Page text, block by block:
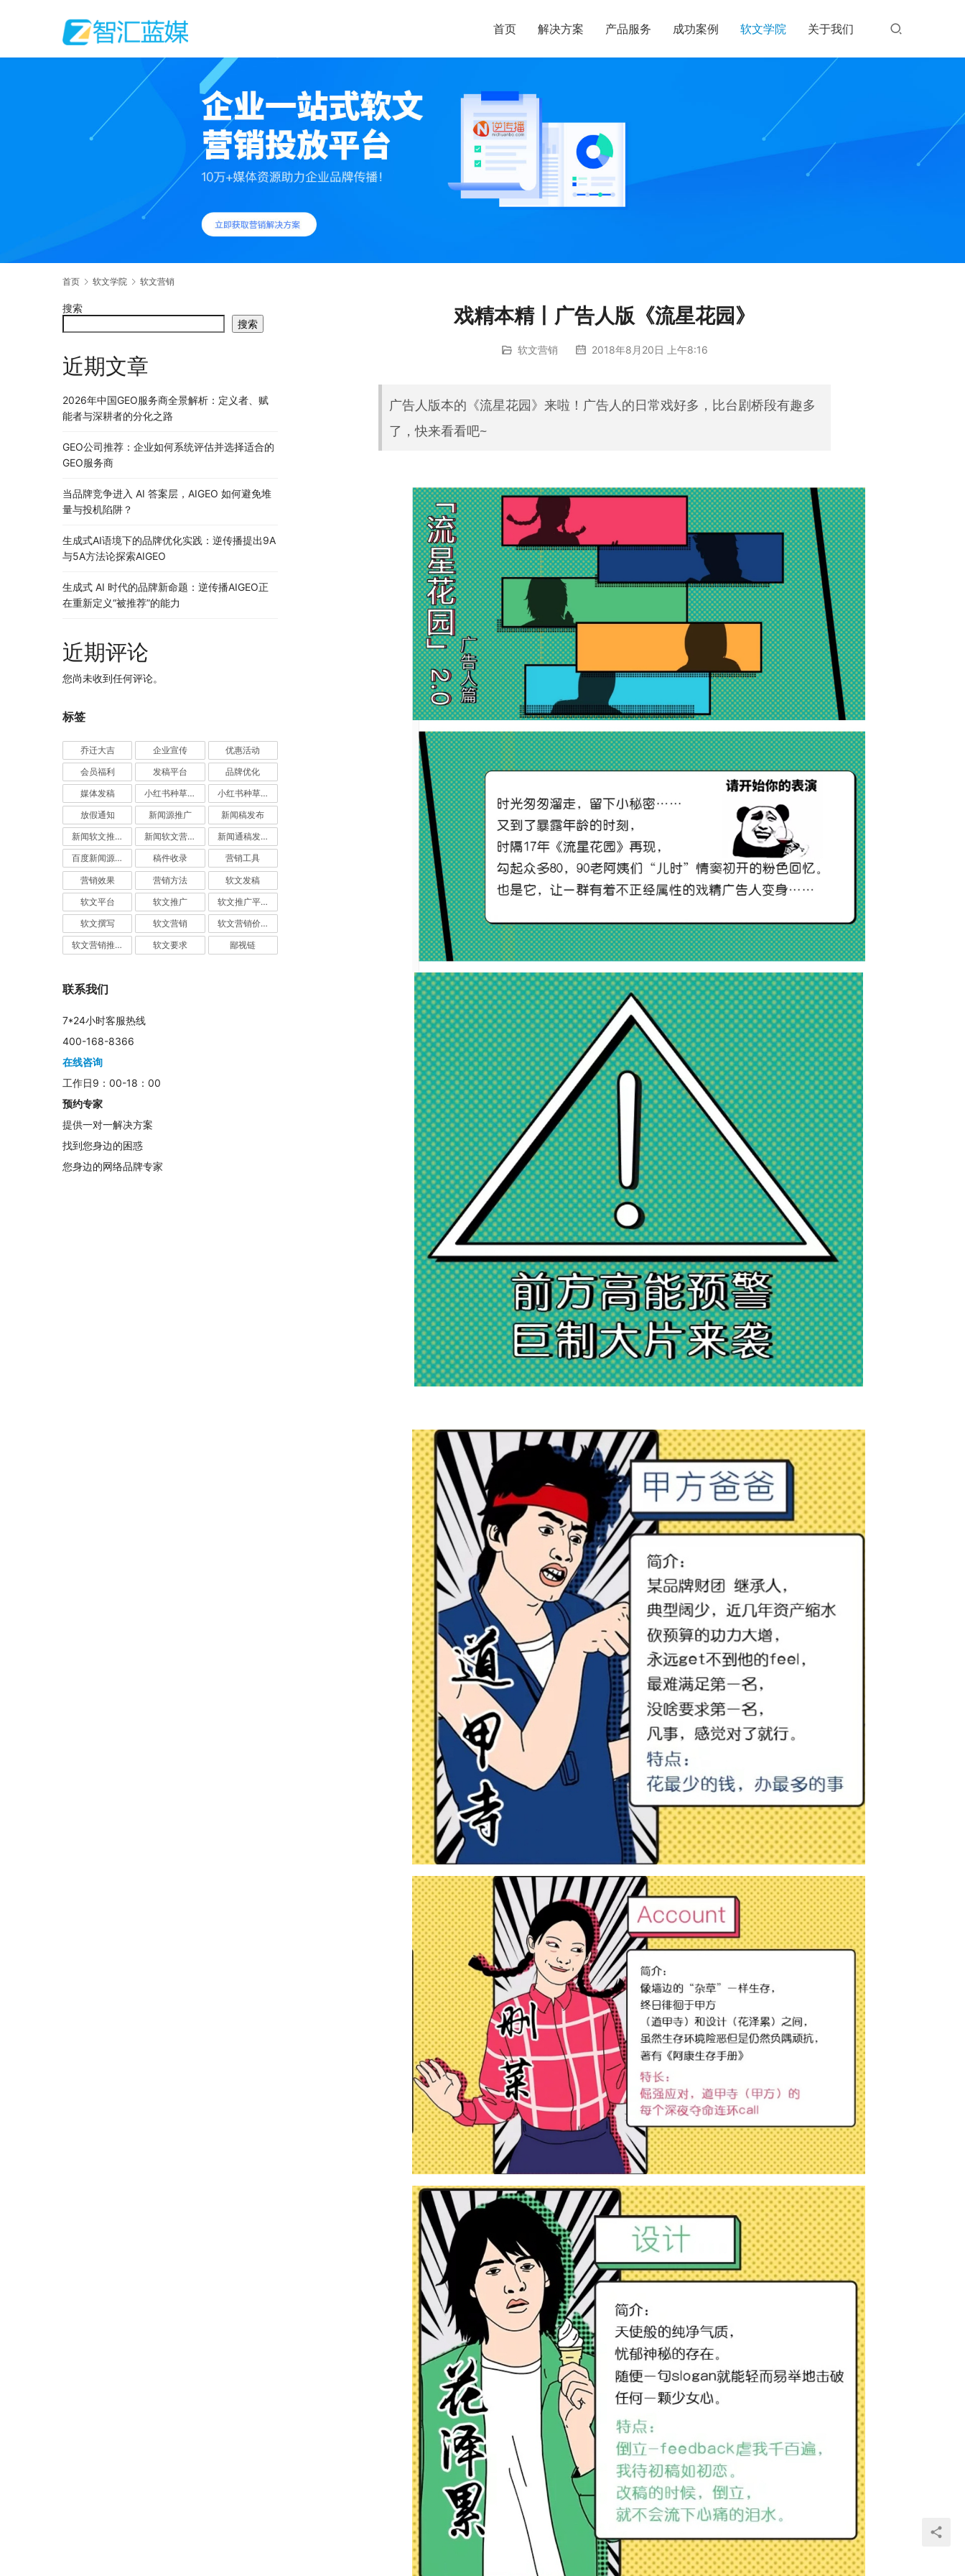
首页 解决方案 产品服务 成功案例 软文学院 关于我们
首页 软文学院 软文营销
戏精本精丨广告人版《流星花园》
软文营销 2018年8月20日 上午8:16
广告人版本的《流星花园》来啦！广告人的日常戏好多，比台剧桥段有趣多
了，快来看看吧~
搜索
搜索
近期文章
2026年中国GEO服务商全景解析：定义者、赋
能者与深耕者的分化之路
GEO公司推荐：企业如何系统评估并选择适合的
GEO服务商
当品牌竞争进入 AI 答案层，AIGEO 如何避免堆
量与投机陷阱？
生成式AI语境下的品牌优化实践：逆传播提出9A
与5A方法论探索AIGEO
生成式 AI 时代的品牌新命题：逆传播AIGEO正
在重新定义“被推荐”的能力
近期评论
您尚未收到任何评论。
标签
乔迁大吉 企业宣传 优惠活动
会员福利 发稿平台 品牌优化
媒体发稿 小红书种草推广 小红书种草营销
放假通知 新闻源推广 新闻稿发布
新闻软文推广发稿 新闻软文营销推广 新闻通稿发布推广
百度新闻源发布 稿件收录 营销工具
营销效果 营销方法 软文发稿
软文平台 软文推广 软文推广平台
软文撰写 软文营销 软文营销价值
软文营销推广 软文要求 鄙视链
联系我们
7*24小时客服热线
400-168-8366
在线咨询
工作日9：00-18：00
预约专家
提供一对一解决方案
找到您身边的困惑
您身边的网络品牌专家